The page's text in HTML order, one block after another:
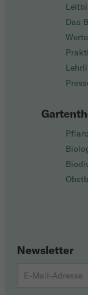
Das
Newsletter